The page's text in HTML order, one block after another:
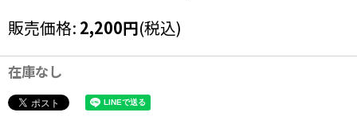
販売価格: 2,200円(税込)
在庫なし